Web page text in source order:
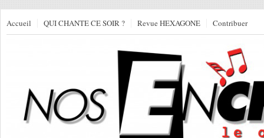
Accueil QUI CHANTE CE SOIR ? Revue HEXAGONE Contribuer